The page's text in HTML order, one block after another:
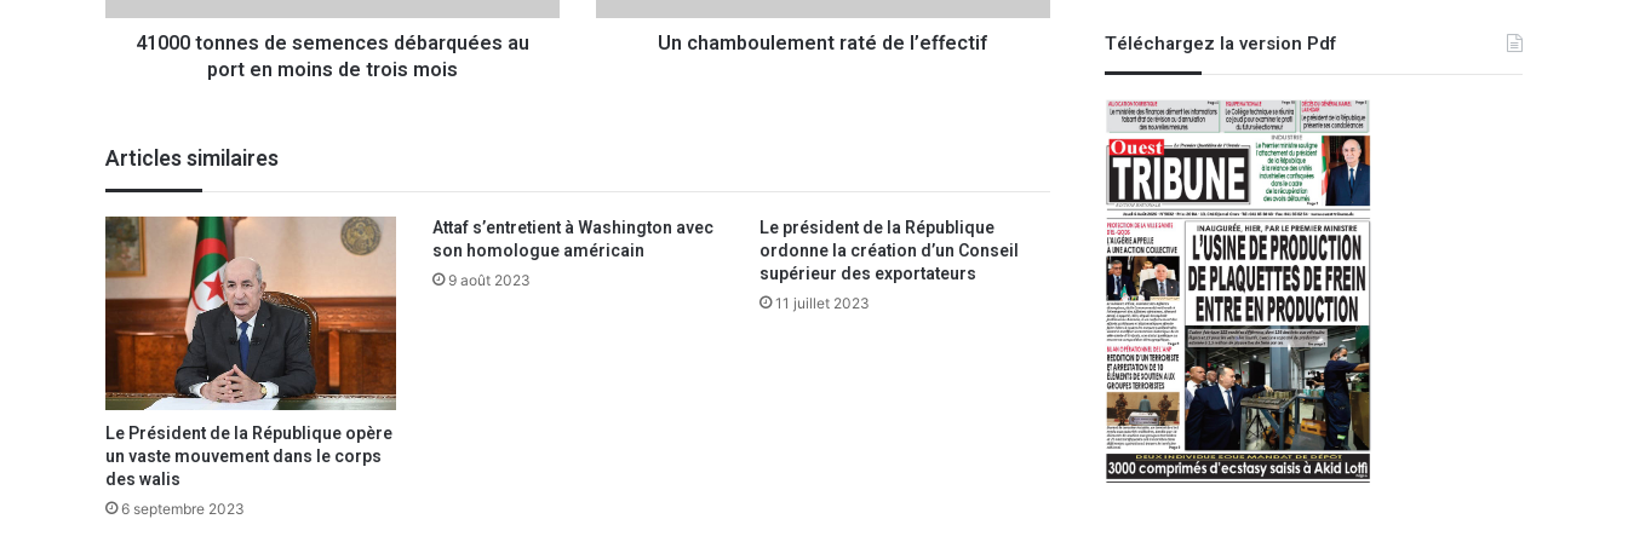
n
e
m
e
n
c
e
b
a
q
u
41000 tonnes de semences débarquées au
port en moins de trois mois
u
r
t
Un chamboulement raté de l’effectif
Articles similaires
Le Président de la République opère
un vaste mouvement dans le corps
des walis
6 septembre 2023
Attaf s’entretient à Washington avec
son homologue américain
9 août 2023
Le président de la République
ordonne la création d’un Conseil
supérieur des exportateurs
11 juillet 2023
Téléchargez la version Pdf